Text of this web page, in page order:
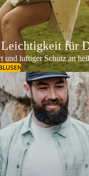
für
luftiger Schutz an